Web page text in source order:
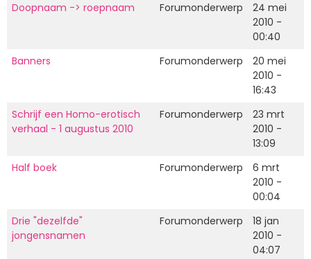
Doopnaam -> roepnaam
Forumonderwerp
24 mei
2010 -
00:40
Banners
Forumonderwerp
20 mei
2010 -
16:43
Schrijf een Homo-erotisch
verhaal - 1 augustus 2010
Forumonderwerp
23 mrt
2010 -
13:09
Half boek
Forumonderwerp
6 mrt
2010 -
00:04
Drie "dezelfde"
jongensnamen
Forumonderwerp
18 jan
2010 -
04:07